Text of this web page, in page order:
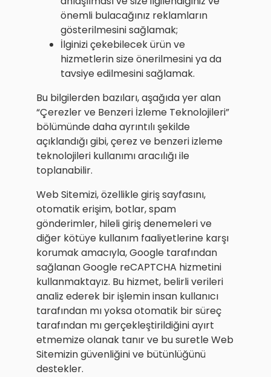
önemli bulacağınız reklamların
gösterilmesini sağlamak;
İlginizi çekebilecek ürün ve
hizmetlerin size önerilmesini ya da
tavsiye edilmesini sağlamak.
Bu bilgilerden bazıları, aşağıda yer alan
“Çerezler ve Benzeri İzleme Teknolojileri”
bölümünde daha ayrıntılı şekilde
açıklandığı gibi, çerez ve benzeri izleme
teknolojileri kullanımı aracılığı ile
toplanabilir.
Web Sitemizi, özellikle giriş sayfasını,
otomatik erişim, botlar, spam
gönderimler, hileli giriş denemeleri ve
diğer kötüye kullanım faaliyetlerine karşı
korumak amacıyla, Google tarafından
sağlanan Google reCAPTCHA hizmetini
kullanmaktayız. Bu hizmet, belirli verileri
analiz ederek bir işlemin insan kullanıcı
tarafından mı yoksa otomatik bir süreç
tarafından mı gerçekleştirildiğini ayırt
etmemize olanak tanır ve bu suretle Web
Sitemizin güvenliğini ve bütünlüğünü
destekler.